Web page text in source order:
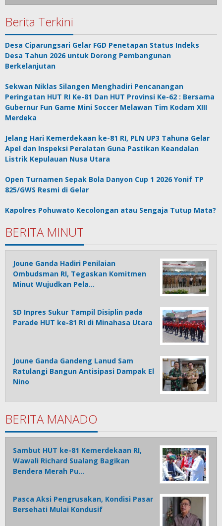
Berita Terkini
Desa Ciparungsari Gelar FGD Penetapan Status Indeks
Desa Tahun 2026 untuk Dorong Pembangunan
Berkelanjutan
Sekwan Niklas Silangen Menghadiri Pencanangan
Peringatan HUT RI Ke-81 Dan HUT Provinsi Ke-62 : Bersama
Gubernur Fun Game Mini Soccer Melawan Tim Kodam XIII
Merdeka
Jelang Hari Kemerdekaan ke-81 RI, PLN UP3 Tahuna Gelar
Apel dan Inspeksi Peralatan Guna Pastikan Keandalan
Listrik Kepulauan Nusa Utara
Open Turnamen Sepak Bola Danyon Cup 1 2026 Yonif TP
825/GWS Resmi di Gelar
Kapolres Pohuwato Kecolongan atau Sengaja Tutup Mata?
BERITA MINUT
Joune Ganda Hadiri Penilaian
Ombudsman RI, Tegaskan Komitmen
Minut Wujudkan Pela…
SD Inpres Sukur Tampil Disiplin pada
Parade HUT ke-81 RI di Minahasa Utara
Joune Ganda Gandeng Lanud Sam
Ratulangi Bangun Antisipasi Dampak El
Nino
BERITA MANADO
Sambut HUT ke-81 Kemerdekaan RI,
Wawali Richard Sualang Bagikan
Bendera Merah Pu…
Pasca Aksi Pengrusakan, Kondisi Pasar
Bersehati Mulai Kondusif